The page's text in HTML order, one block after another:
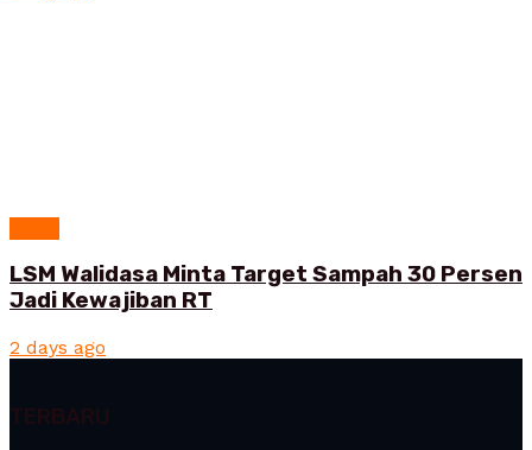
LSM Walidasa Minta Target Sampah 30 Persen
Jadi Kewajiban RT
2 days ago
TERBARU